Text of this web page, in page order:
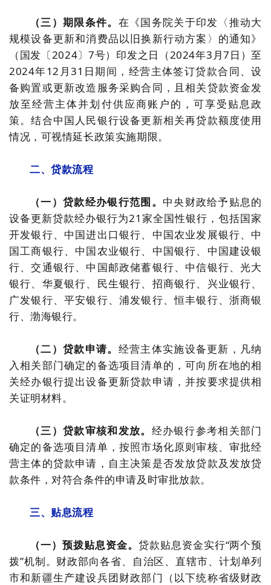
（三）期限条件。 在《国务院关于印发〈推动大
规模设备更新和消费品以旧换新行动方案〉的通知》
（国发〔2024〕7号）印发之日（2024年3月7日）至
2024年12月31日期间，经营主体签订贷款合同、设
备购置或更新改造服务采购合同，且相关贷款资金发
放至经营主体并划付供应商账户的，可享受贴息政
策。结合中国人民银行设备更新相关再贷款额度使用
情况，可视情延长政策实施期限。
二、贷款流程
（一）贷款经办银行范围。 中央财政给予贴息的
设备更新贷款经办银行为21家全国性银行，包括国家
开发银行、中国进出口银行、中国农业发展银行、中
国工商银行、中国农业银行、中国银行、中国建设银
行、交通银行、中国邮政储蓄银行、中信银行、光大
银行、华夏银行、民生银行、招商银行、兴业银行、
广发银行、平安银行、浦发银行、恒丰银行、浙商银
行、渤海银行。
（二）贷款申请。 经营主体实施设备更新，凡纳
入相关部门确定的备选项目清单的，可向所在地的相
关经办银行提出设备更新贷款申请，并按要求提供相
关证明材料。
（三）贷款审核和发放。 经办银行参考相关部门
确定的备选项目清单，按照市场化原则审核、审批经
营主体的贷款申请，自主决策是否发放贷款及发放贷
款条件，对符合条件的申请及时审批放款。
三、贴息流程
（一）预拨贴息资金。 贷款贴息资金实行“两个预
拨”机制。财政部向各省、自治区、直辖市、计划单列
市和新疆生产建设兵团财政部门（以下统称省级财政